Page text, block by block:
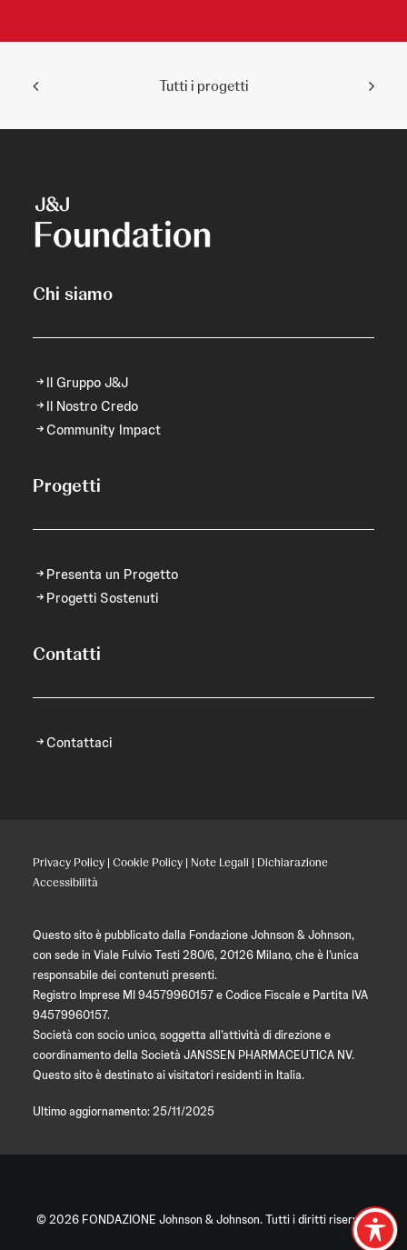
Tutti i progetti
Chi siamo
Il Gruppo J&J
Il Nostro Credo
Community Impact
Progetti
Presenta un Progetto
Progetti Sostenuti
Contatti
Contattaci
Privacy Policy | Cookie Policy | Note Legali | Dichiarazione
Accessibilità
Questo sito è pubblicato dalla Fondazione Johnson & Johnson,
con sede in Viale Fulvio Testi 280/6, 20126 Milano, che è l’unica
responsabile dei contenuti presenti.
Registro Imprese MI 94579960157 e Codice Fiscale e Partita IVA
94579960157.
Società con socio unico, soggetta all’attività di direzione e
coordinamento della Società JANSSEN PHARMACEUTICA NV.
Questo sito è destinato ai visitatori residenti in Italia.
Ultimo aggiornamento: 25/11/2025
© 2026 FONDAZIONE Johnson & Johnson. Tutti i diritti riservati